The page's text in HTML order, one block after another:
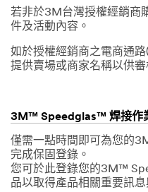
若非於3M台灣授權經銷商
件及活動內容。
如於授權經銷商之電商通
提供賣場或商家名稱以供
3M™ Speedglas™ 焊接作
僅需一點時間即可為您的
完成保固登錄。
您可於此登錄您的3M™
品以取得產品相關重要訊息